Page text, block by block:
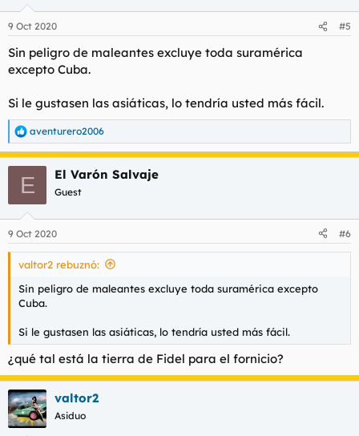
e
s
:
9 Oct 2020 #5
Sin peligro de maleantes excluye toda suramérica
excepto Cuba.
Si le gustasen las asiáticas, lo tendría usted más fácil.
R
e
a
e
s
aventurero2006
E El Varón Salvaje
Guest
9 Oct 2020 #6
valtor2 rebuznó:
Sin peligro de maleantes excluye toda suramérica excepto
Cuba.
Si le gustasen las asiáticas, lo tendría usted más fácil.
¿qué tal está la tierra de Fidel para el fornicio?
valtor2
Asiduo